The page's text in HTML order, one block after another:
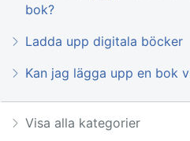
bok?
Ladda upp digitala böcker
Kan jag lägga upp en bok
Visa alla kategorier